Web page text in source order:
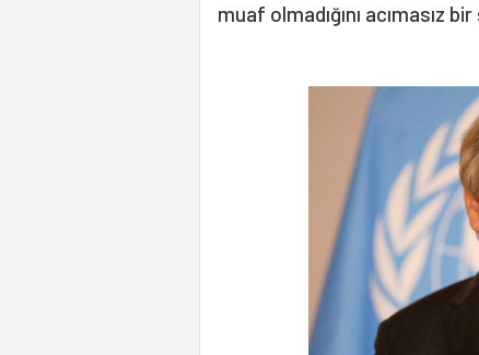
muaf olmadığını acımasız